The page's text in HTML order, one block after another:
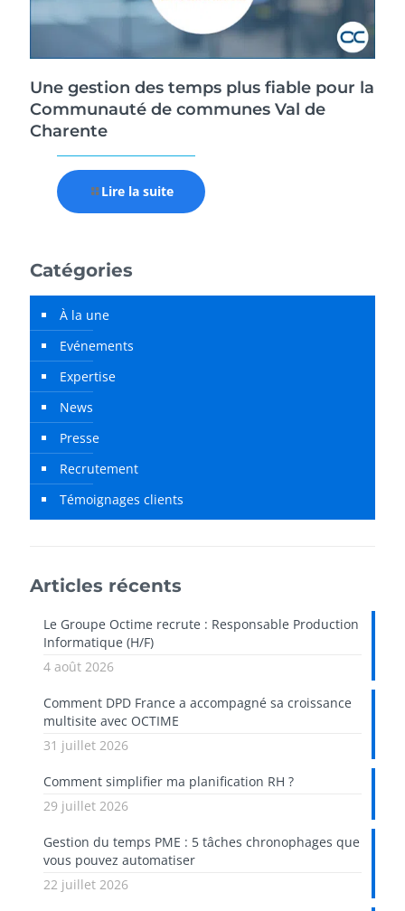
Une gestion des temps plus fiable pour la
Communauté de communes Val de
Charente
Lire la suite
Catégories
À la une
Evénements
Expertise
News
Presse
Recrutement
Témoignages clients
Articles récents
Le Groupe Octime recrute : Responsable Production
Informatique (H/F)
4 août 2026
Comment DPD France a accompagné sa croissance
multisite avec OCTIME
31 juillet 2026
Comment simplifier ma planification RH ?
29 juillet 2026
Gestion du temps PME : 5 tâches chronophages que
vous pouvez automatiser
22 juillet 2026